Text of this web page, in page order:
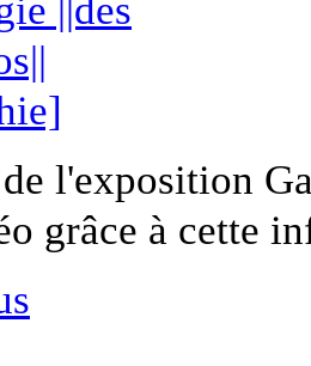
l'exposition
grâce à cette